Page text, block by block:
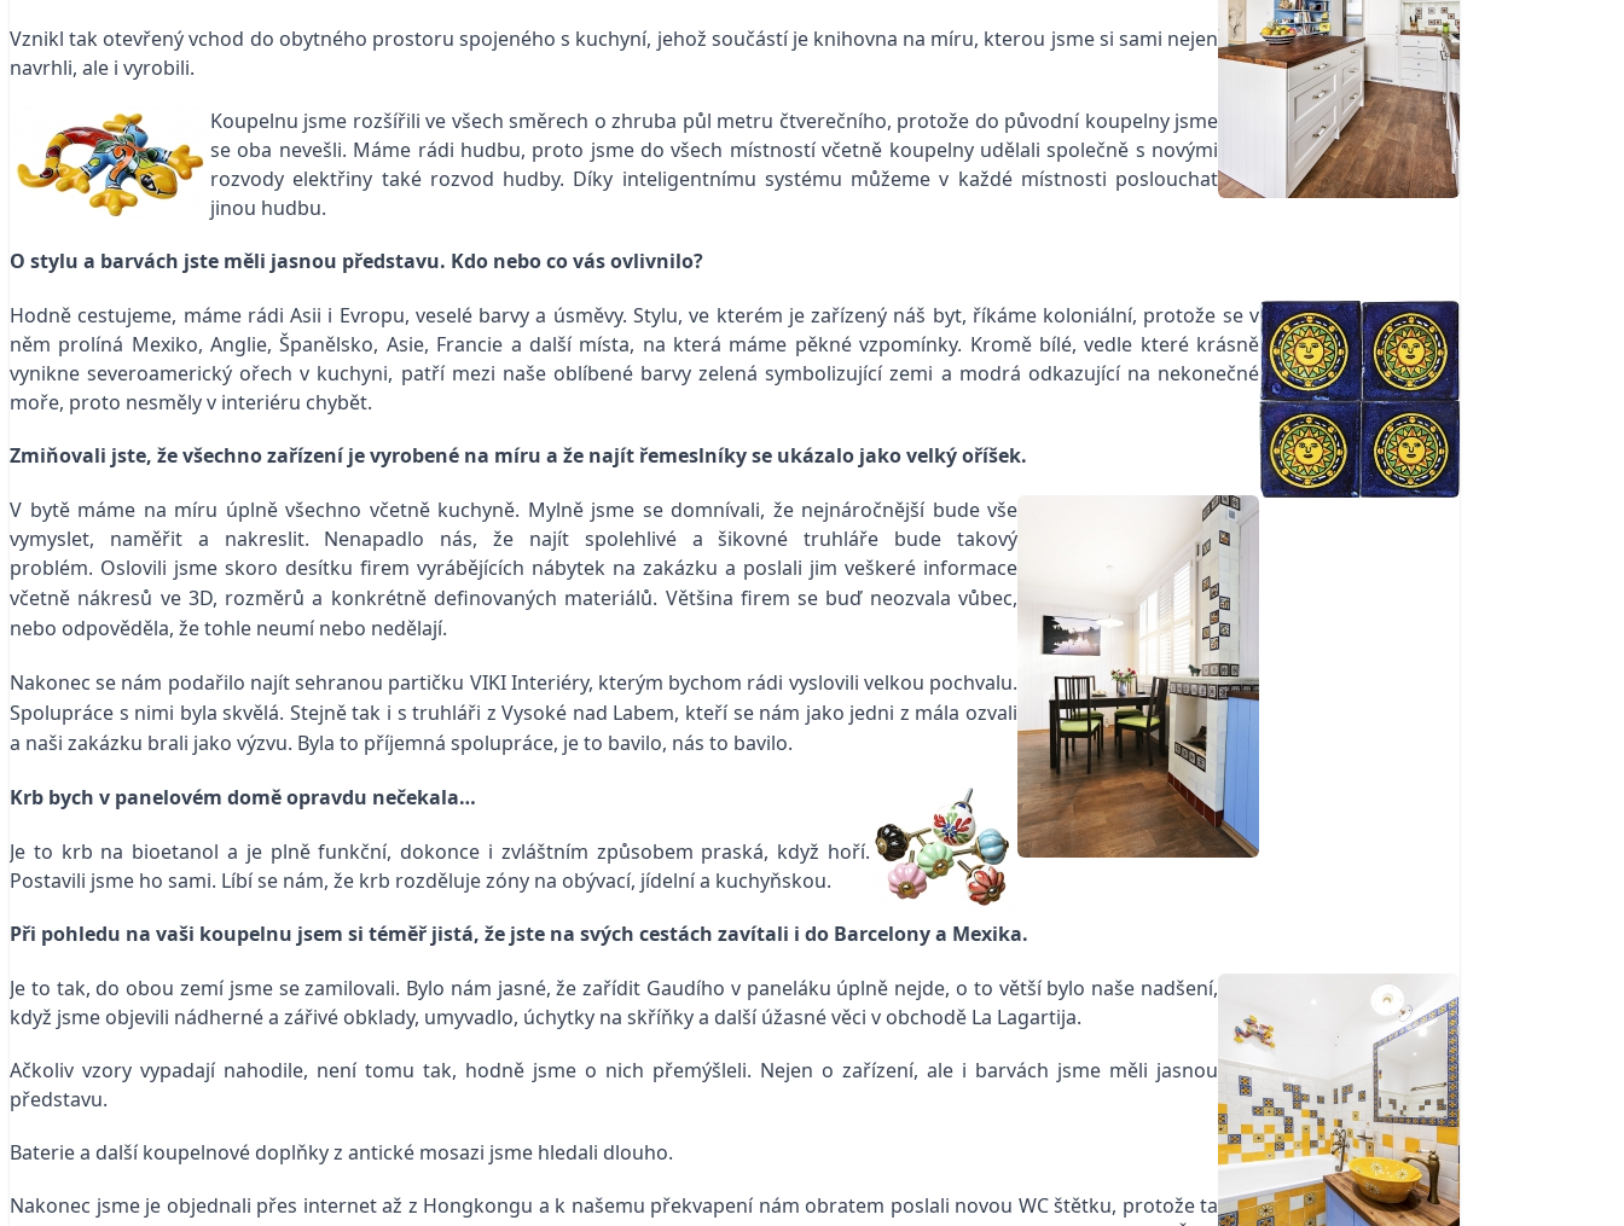
Vznikl tak otevřený vchod do obytného prostoru spojeného s kuchyní, jehož součástí je knihovna na míru, kterou jsme si sami nejen
navrhli, ale i vyrobili.
Koupelnu jsme rozšířili ve všech směrech o zhruba půl metru čtverečního, protože do původní koupelny jsme
se oba nevešli. Máme rádi hudbu, proto jsme do všech místností včetně koupelny udělali společně s novými
rozvody elektřiny také rozvod hudby. Díky inteligentnímu systému můžeme v každé místnosti poslouchat
jinou hudbu.
O stylu a barvách jste měli jasnou představu. Kdo nebo co vás ovlivnilo?
Hodně cestujeme, máme rádi Asii i Evropu, veselé barvy a úsměvy. Stylu, ve kterém je zařízený náš byt, říkáme koloniální, protože se v
něm prolíná Mexiko, Anglie, Španělsko, Asie, Francie a další místa, na která máme pěkné vzpomínky. Kromě bílé, vedle které krásně
vynikne severoamerický ořech v kuchyni, patří mezi naše oblíbené barvy zelená symbolizující zemi a modrá odkazující na nekonečné
moře, proto nesměly v interiéru chybět.
Zmiňovali jste, že všechno zařízení je vyrobené na míru a že najít řemeslníky se ukázalo jako velký oříšek.
V bytě máme na míru úplně všechno včetně kuchyně. Mylně jsme se domnívali, že nejnáročnější bude vše
vymyslet, naměřit a nakreslit. Nenapadlo nás, že najít spolehlivé a šikovné truhláře bude takový
problém. Oslovili jsme skoro desítku firem vyrábějících nábytek na zakázku a poslali jim veškeré informace
včetně nákresů ve 3D, rozměrů a konkrétně definovaných materiálů. Většina firem se buď neozvala vůbec,
nebo odpověděla, že tohle neumí nebo nedělají.
Nakonec se nám podařilo najít sehranou partičku VIKI Interiéry, kterým bychom rádi vyslovili velkou pochvalu.
Spolupráce s nimi byla skvělá. Stejně tak i s truhláři z Vysoké nad Labem, kteří se nám jako jedni z mála ozvali
a naši zakázku brali jako výzvu. Byla to příjemná spolupráce, je to bavilo, nás to bavilo.
Krb bych v panelovém domě opravdu nečekala…
Je to krb na bioetanol a je plně funkční, dokonce i zvláštním způsobem praská, když hoří.
Postavili jsme ho sami. Líbí se nám, že krb rozděluje zóny na obývací, jídelní a kuchyňskou.
Při pohledu na vaši koupelnu jsem si téměř jistá, že jste na svých cestách zavítali i do Barcelony a Mexika.
Je to tak, do obou zemí jsme se zamilovali. Bylo nám jasné, že zařídit Gaudího v paneláku úplně nejde, o to větší bylo naše nadšení,
když jsme objevili nádherné a zářivé obklady, umyvadlo, úchytky na skříňky a další úžasné věci v obchodě La Lagartija.
Ačkoliv vzory vypadají nahodile, není tomu tak, hodně jsme o nich přemýšleli. Nejen o zařízení, ale i barvách jsme měli jasnou
představu.
Baterie a další koupelnové doplňky z antické mosazi jsme hledali dlouho.
Nakonec jsme je objednali přes internet až z Hongkongu a k našemu překvapení nám obratem poslali novou WC štětku, protože ta